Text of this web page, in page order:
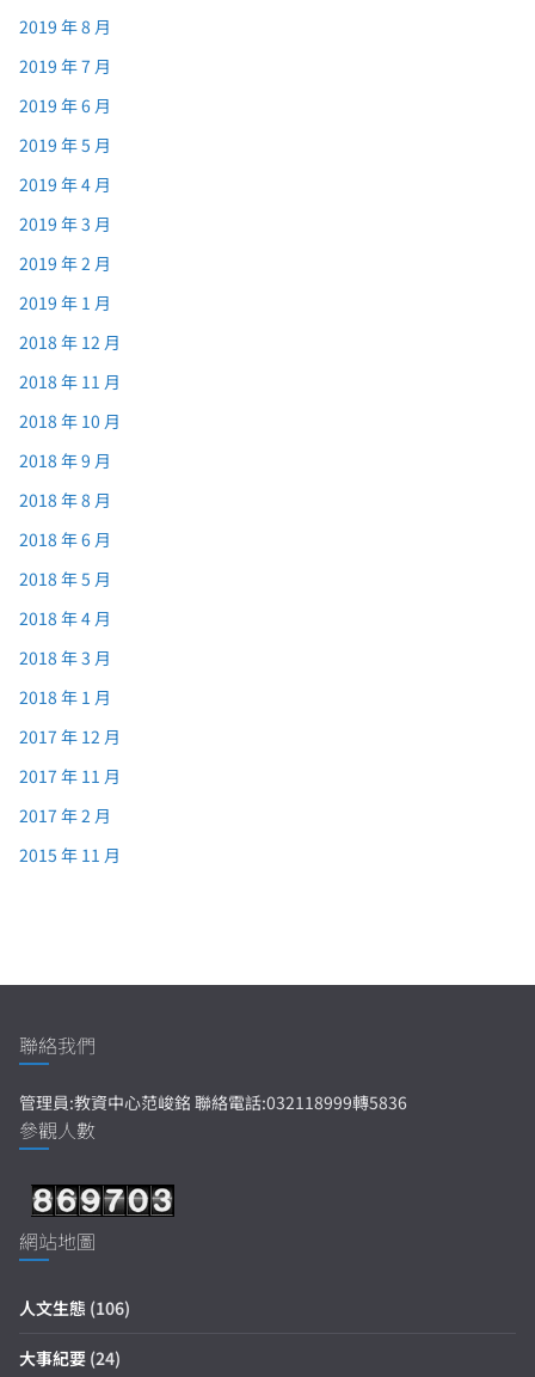
2019 年 8 月
2019 年 7 月
2019 年 6 月
2019 年 5 月
2019 年 4 月
2019 年 3 月
2019 年 2 月
2019 年 1 月
2018 年 12 月
2018 年 11 月
2018 年 10 月
2018 年 9 月
2018 年 8 月
2018 年 6 月
2018 年 5 月
2018 年 4 月
2018 年 3 月
2018 年 1 月
2017 年 12 月
2017 年 11 月
2017 年 2 月
2015 年 11 月
聯絡我們
管理員:教資中心范峻銘 聯絡電話:032118999轉5836
參觀人數
網站地圖
人文生態 (106)
大事紀要 (24)